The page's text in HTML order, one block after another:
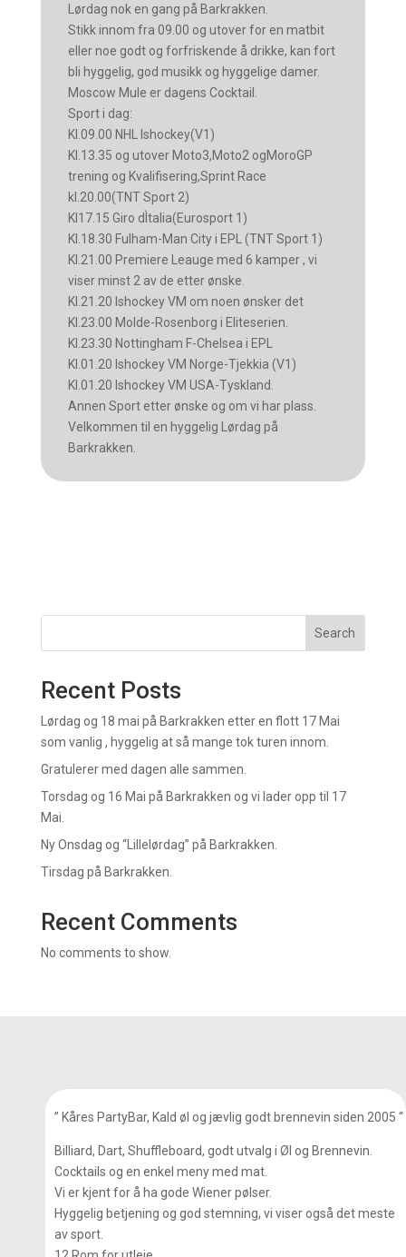
Lørdag nok en gang på Barkrakken.
Stikk innom fra 09.00 og utover for en matbit
eller noe godt og forfriskende å drikke, kan fort
bli hyggelig, god musikk og hyggelige damer.
Moscow Mule er dagens Cocktail.
Sport i dag:
Kl.09.00 NHL Ishockey(V1)
Kl.13.35 og utover Moto3,Moto2 ogMoroGP
trening og Kvalifisering,Sprint Race
kl.20.00(TNT Sport 2)
Kl17.15 Giro dÌtalia(Eurosport 1)
Kl.18.30 Fulham-Man City i EPL (TNT Sport 1)
Kl.21.00 Premiere Leauge med 6 kamper , vi
viser minst 2 av de etter ønske.
Kl.21.20 Ishockey VM om noen ønsker det
Kl.23.00 Molde-Rosenborg i Eliteserien.
Kl.23.30 Nottingham F-Chelsea i EPL
Kl.01.20 Ishockey VM Norge-Tjekkia (V1)
Kl.01.20 Ishockey VM USA-Tyskland.
Annen Sport etter ønske og om vi har plass.
Velkommen til en hyggelig Lørdag på
Barkrakken.
Search
Recent Posts
Lørdag og 18 mai på Barkrakken etter en flott 17 Mai
som vanlig , hyggelig at så mange tok turen innom.
Gratulerer med dagen alle sammen.
Torsdag og 16 Mai på Barkrakken og vi lader opp til 17
Mai.
Ny Onsdag og “Lillelørdag” på Barkrakken.
Tirsdag på Barkrakken.
Recent Comments
No comments to show.
” Kåres PartyBar, Kald øl og jævlig godt brennevin siden 2005 “
Billiard, Dart, Shuffleboard, godt utvalg i Øl og Brennevin.
Cocktails og en enkel meny med mat.
Vi er kjent for å ha gode Wiener pølser.
Hyggelig betjening og god stemning, vi viser også det meste
av sport.